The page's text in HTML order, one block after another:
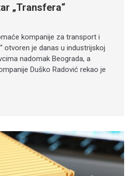
„Transfera“
kompanije za transport i
otvoren je danas u industrijskoj
nadomak Beograda, a
Duško Radović rekao je